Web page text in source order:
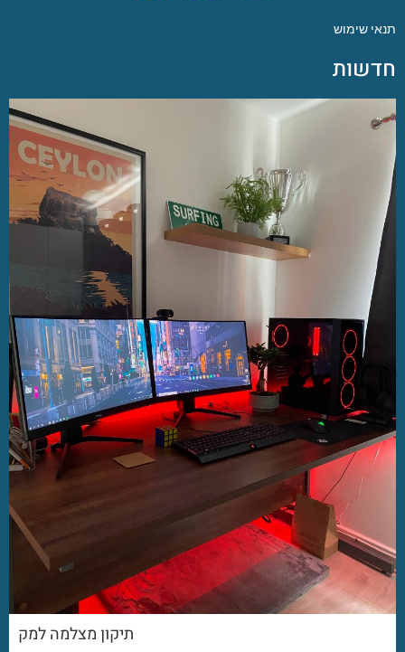
תנאי שימוש
חדשות
תיקון מצלמה למק